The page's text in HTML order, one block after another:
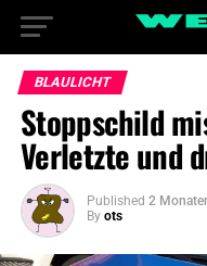
BLAULICHT
Stoppschild
Verletzte und
Published 2
By ots